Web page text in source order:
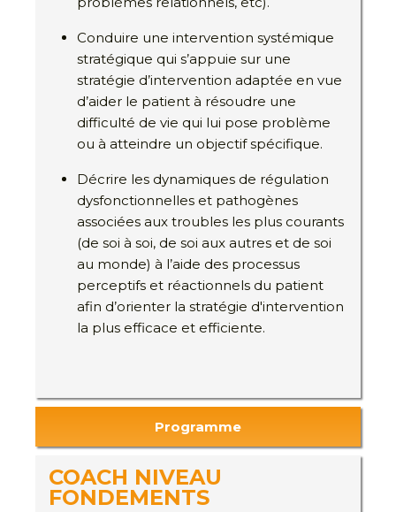
Conduire une intervention systémique
stratégique qui s’appuie sur une
stratégie d’intervention adaptée en vue
d’aider le patient à résoudre une
difficulté de vie qui lui pose problème
ou à atteindre un objectif spécifique.
Décrire les dynamiques de régulation
dysfonctionnelles et pathogènes
associées aux troubles les plus courants
(de soi à soi, de soi aux autres et de soi
au monde) à l’aide des processus
perceptifs et réactionnels du patient
afin d’orienter la stratégie d'intervention
la plus efficace et efficiente.
Programme
COACH NIVEAU
FONDEMENTS